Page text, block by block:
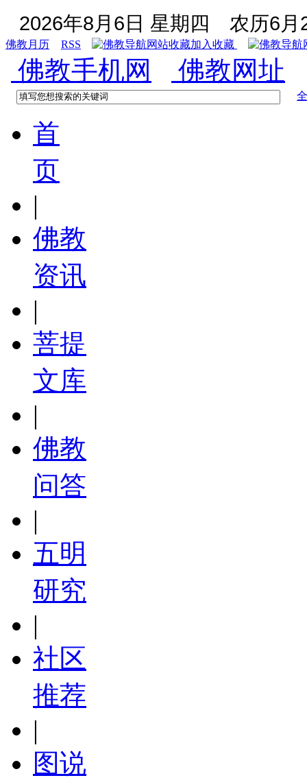
2026年8月6日 星期四 农历6月
佛教月历 RSS 加入收藏
佛教手机网 佛教网址
首
页
|
佛教
资讯
|
菩提
文库
|
佛教
问答
|
五明
研究
|
社区
推荐
|
图说